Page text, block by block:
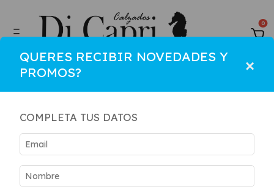
0
QUERES RECIBIR NOVEDADES Y
PROMOS?
×
COMPLETA TUS DATOS